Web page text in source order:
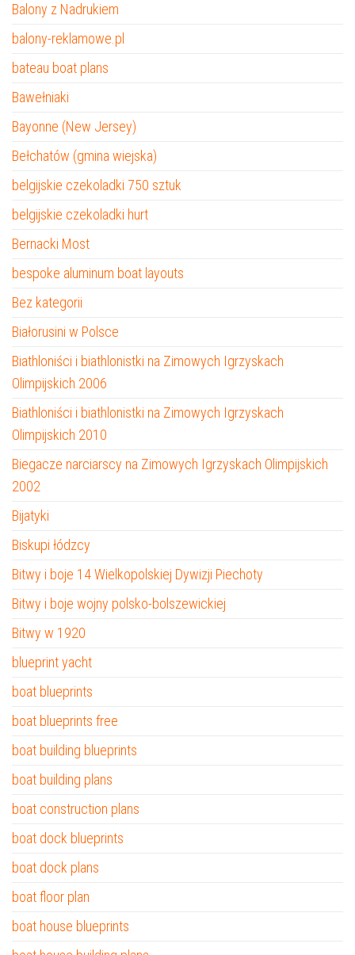
Balony z Nadrukiem
balony-reklamowe.pl
bateau boat plans
Bawełniaki
Bayonne (New Jersey)
Bełchatów (gmina wiejska)
belgijskie czekoladki 750 sztuk
belgijskie czekoladki hurt
Bernacki Most
bespoke aluminum boat layouts
Bez kategorii
Białorusini w Polsce
Biathloniści i biathlonistki na Zimowych Igrzyskach
Olimpijskich 2006
Biathloniści i biathlonistki na Zimowych Igrzyskach
Olimpijskich 2010
Biegacze narciarscy na Zimowych Igrzyskach Olimpijskich
2002
Bijatyki
Biskupi łódzcy
Bitwy i boje 14 Wielkopolskiej Dywizji Piechoty
Bitwy i boje wojny polsko-bolszewickiej
Bitwy w 1920
blueprint yacht
boat blueprints
boat blueprints free
boat building blueprints
boat building plans
boat construction plans
boat dock blueprints
boat dock plans
boat floor plan
boat house blueprints